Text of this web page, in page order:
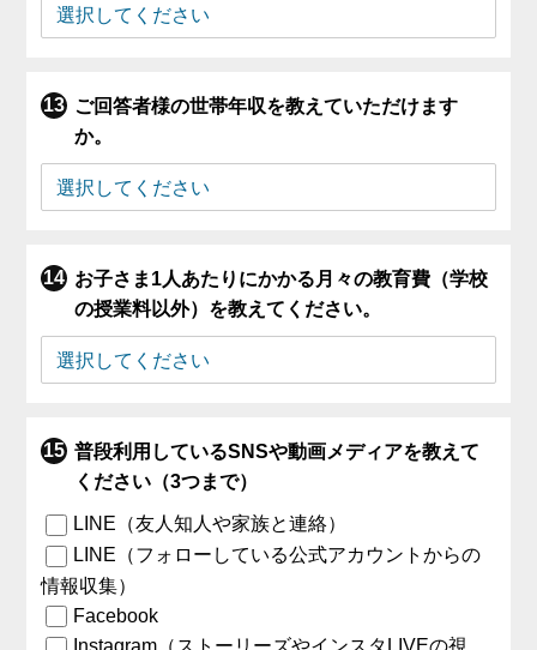
ご回答者様の世帯年収を教えていただけます
か。
お子さま1人あたりにかかる月々の教育費（学校
の授業料以外）を教えてください。
普段利用しているSNSや動画メディアを教えて
ください（3つまで）
LINE（友人知人や家族と連絡）
LINE（フォローしている公式アカウントからの
情報収集）
Facebook